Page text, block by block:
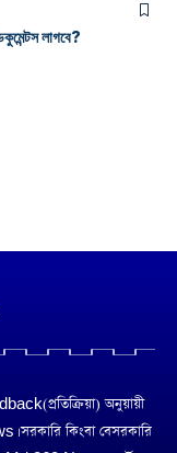
লাগবে?
অনুয়ায়ী
সরকারি কিংবা বেসরকারি